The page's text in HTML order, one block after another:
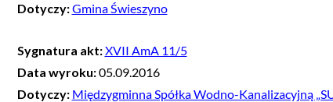
Dotyczy:Gmina Świeszyno
Sygnatura akt:XVII AmA 11/5
Data wyroku:05.09.2016
Dotyczy: Międzygminna Spółka Wodno-Kanalizacyjną